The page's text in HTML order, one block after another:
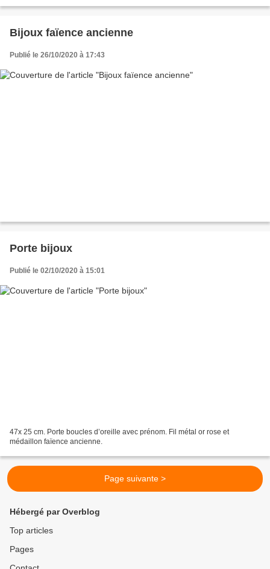
Bijoux faïence ancienne
Publié le 26/10/2020 à 17:43
Porte bijoux
Publié le 02/10/2020 à 15:01
47x 25 cm. Porte boucles d’oreille avec prénom. Fil métal or rose et
médaillon faïence ancienne.
Page suivante >
Hébergé par Overblog
Top articles
Pages